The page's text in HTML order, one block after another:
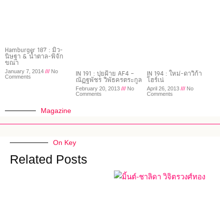
Hamburger 187 : มิว-
นิษฐา & น้ำตาล-พิจัก
ขณา
January 7, 2014
No
Comments
IN 191 : ปุยฝ้าย AF4 –
ณัฏฐพัชร วิพัธครตระกูล
February 20, 2013
No
Comments
IN 194 : ใหม่-ดาวิก้า
โฮร์เน่
April 26, 2013
No
Comments
Magazine
On Key
Related Posts